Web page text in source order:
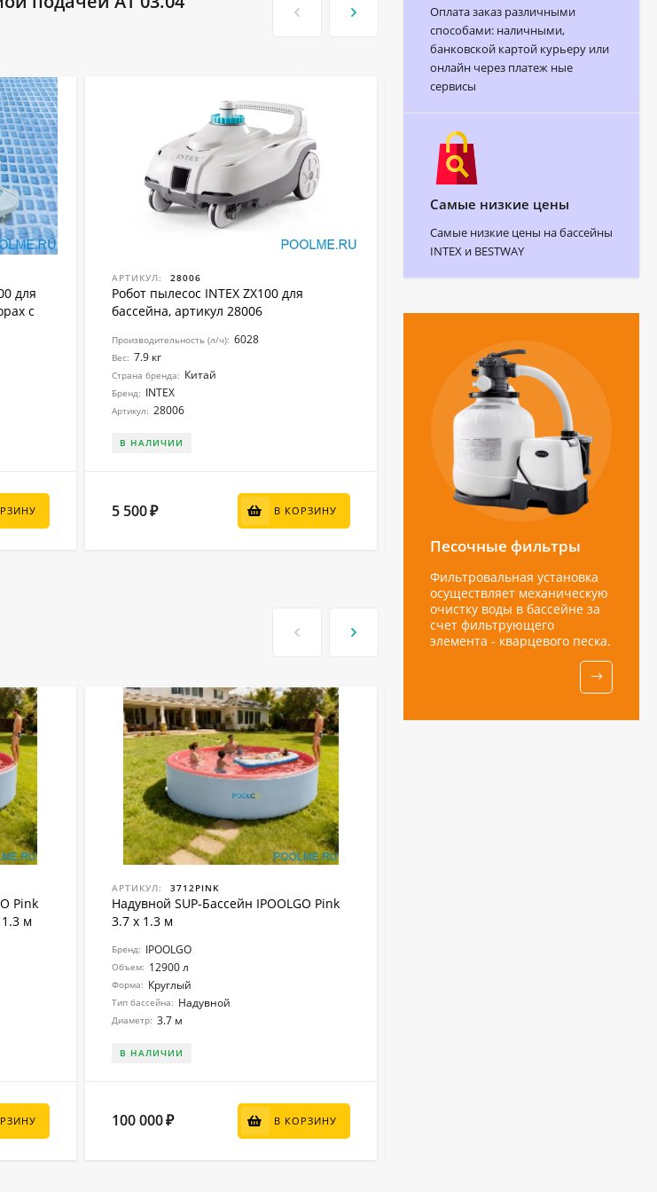
для
с
АРТИКУЛ: 28006
Робот пылесос INTEX ZX100 для
бассейна, артикул 28006
Производительность (л/ч): 6028
Вес: 7.9 кг
Страна бренда: Китай
Бренд: INTEX
Артикул: 28006
В НАЛИЧИИ
5 500₽ В КОРЗИНУ
АРТИКУЛ: 7311
M1-50
48.2 x 39.2 x 24.9
IGarden
M1-50
Страна бренда: Китай
10.5 кг
В НАЛИЧИИ
₽
В КОРЗИНУ
Pink
м
АРТИКУЛ: 3712PINK
Надувной SUP-Бассейн IPOOLGO Pink
3.7 x 1.3 м
Бренд: IPOOLGO
Объем: 12900 л
Форма: Круглый
Тип бассейна: Надувной
Диаметр: 3.7 м
В НАЛИЧИИ
100 000₽ В КОРЗИНУ
Оплата заказ различными
способами: наличными,
банковской картой курьеру или
онлайн через платеж ные
сервисы
Самые низкие цены
Самые низкие цены на бассейны
INTEX и BESTWAY
Песочные фильтры
Фильтровальная установка
осуществляет механическую
очистку воды в бассейне за
счет фильтрующего
элемента - кварцевого песка.